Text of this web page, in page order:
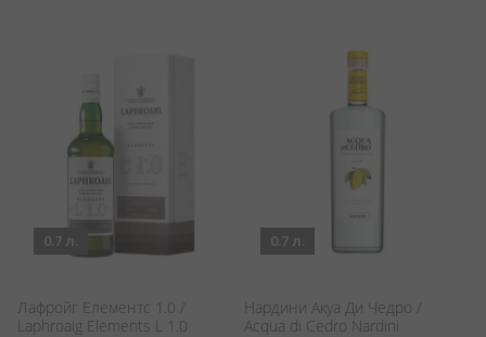
0.7 л.
Лафройг Елементс 1.0 /
Laphroaig Elements L 1.0
0.7 л.
Нардини Акуа Ди Чедро /
Acqua di Cedro Nardini